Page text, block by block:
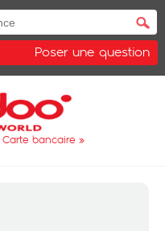
Poser une question
Carte bancaire »